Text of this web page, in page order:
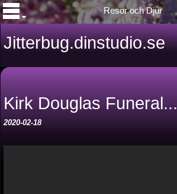
Jitterbug.dinstudio.se
Resor och Djur
Kirk Douglas Funeral...
2020-02-18